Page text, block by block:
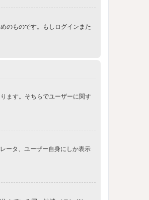
のものです。もしログインまた
ます。そちらでユーザーに関す
ータ、ユーザー自身にしか表示